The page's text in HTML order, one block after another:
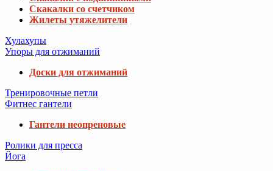
Скакалки со счетчиком
Жилеты утяжелители
Хулахупы
Упоры для отжиманий
Доски для отжиманий
Тренировочные петли
Фитнес гантели
Гантели неопреновые
Ролики для пресса
Йога